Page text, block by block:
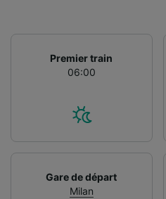
Premier train
06:00
Gare de départ
Milan